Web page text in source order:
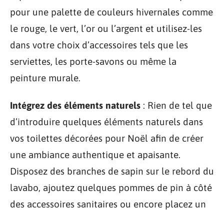
pour une palette de couleurs hivernales comme
le rouge, le vert, l’or ou l’argent et utilisez-les
dans votre choix d’accessoires tels que les
serviettes, les porte-savons ou même la
peinture murale.
Intégrez des éléments naturels : Rien de tel que
d’introduire quelques éléments naturels dans
vos toilettes décorées pour Noël afin de créer
une ambiance authentique et apaisante.
Disposez des branches de sapin sur le rebord du
lavabo, ajoutez quelques pommes de pin à côté
des accessoires sanitaires ou encore placez un